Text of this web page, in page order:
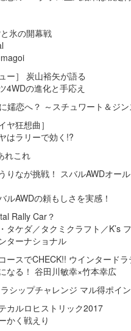
と氷の開幕戦
ー］ 炭山裕矢が語る
4WDの進化と手応え
嬬恋へ？ ～スチュワート＆ジ
ヤ狂想曲］
はラリーで効く!?
れこれ
りなが挑戦！ スバルAWDオー
ルAWDの頼もしさを実感！
Rally Car？
タケダ／タクミクラフト／K’s
ターナショナル
ースでCHECK!! ウインタード
なる！ 谷田川敏幸×竹本幸広
シップチャレンジ マル得ポイ
カルロヒストリック2017
かく戦えり